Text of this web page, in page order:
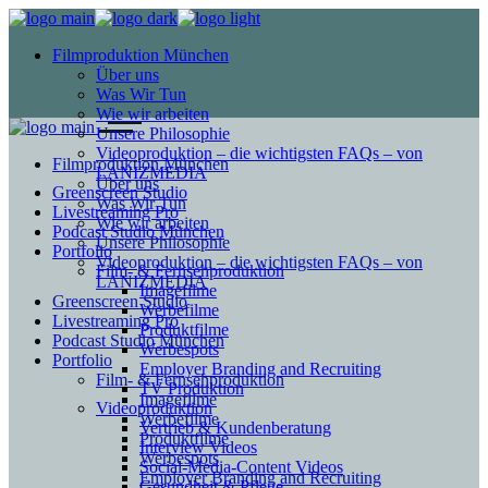
Filmproduktion München
Über uns
Was Wir Tun
Wie wir arbeiten
Unsere Philosophie
Videoproduktion – die wichtigsten FAQs – von
LANIZMEDIA
Greenscreen Studio
Livestreaming Pro
Podcast Studio München
Portfolio
Film- & Fernsehproduktion
Imagefilme
Werbefilme
Produktfilme
Werbespots
Employer Branding and Recruiting
TV Produktion
Videoproduktion
Vertrieb & Kundenberatung
Interview Videos
Social-Media-Content Videos
Filmproduktion München
Über uns
Was Wir Tun
Wie wir arbeiten
Unsere Philosophie
Videoproduktion – die wichtigsten FAQs – von
LANIZMEDIA
Greenscreen Studio
Livestreaming Pro
Podcast Studio München
Portfolio
Film- & Fernsehproduktion
Imagefilme
Werbefilme
Produktfilme
Werbespots
Employer Branding and Recruiting